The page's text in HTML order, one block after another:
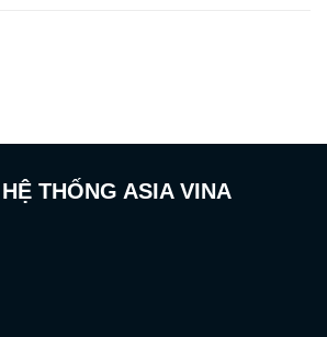
THỐNG ASIA VINA